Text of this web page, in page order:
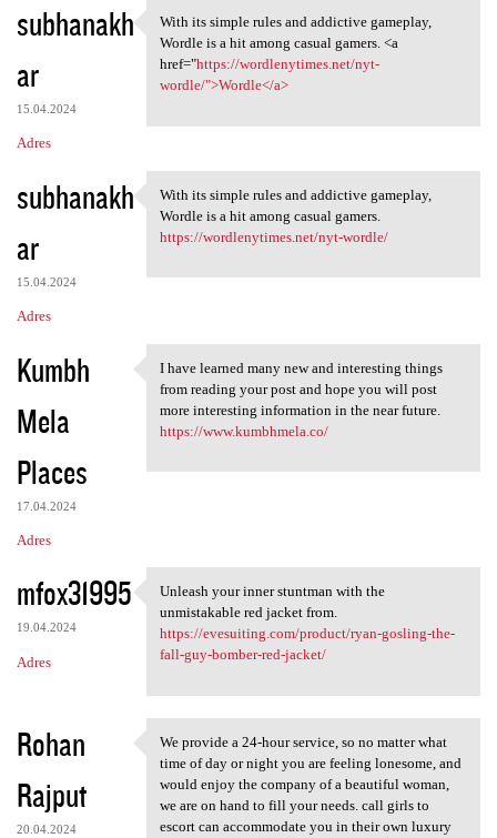
subhanakh
ar
15.04.2024
Adres
With its simple rules and
With its simple rules and addictive gameplay,
Wordle is a hit among casual gamers. <a
href="https://wordlenytimes.net/nyt-
wordle/">Wordle</a>
subhanakh
ar
15.04.2024
Adres
With its simple rules and
With its simple rules and addictive gameplay,
Wordle is a hit among casual gamers.
https://wordlenytimes.net/nyt-wordle/
Kumbh
Mela
Places
17.04.2024
Adres
I have learned many new and
I have learned many new and interesting things
from reading your post and hope you will post
more interesting information in the near future.
https://www.kumbhmela.co/
mfox31995
19.04.2024
Adres
Unleash your inner stuntman
Unleash your inner stuntman with the
unmistakable red jacket from.
https://evesuiting.com/product/ryan-gosling-the-
fall-guy-bomber-red-jacket/
Rohan
Rajput
20.04.2024
We provide a 24-hour service,
We provide a 24-hour service, so no matter what
time of day or night you are feeling lonesome, and
would enjoy the company of a beautiful woman,
we are on hand to fill your needs. call girls to
escort can accommodate you in their own luxury